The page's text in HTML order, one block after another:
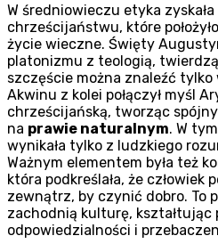
W średniowieczu etyka
chrześcijaństwu, które
życie wieczne. Święty
platonizmu z teologią,
szczęście można znaleźć tylko
Akwinu z kolei połączył myśl
chrześcijańską, tworząc
na prawie naturalnym. W
wynikała tylko z ludzkiego
Ważnym elementem była też
która podkreślała, że człowiek
zewnątrz, by czynić dobro. To
zachodnią kulturę, kształtując
odpowiedzialności i